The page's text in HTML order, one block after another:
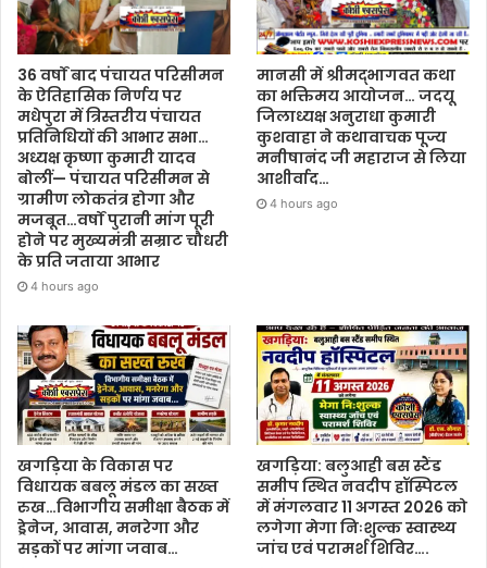
36 वर्षों बाद पंचायत परिसीमन
के ऐतिहासिक निर्णय पर
मधेपुरा में त्रिस्तरीय पंचायत
प्रतिनिधियों की आभार सभा…
अध्यक्ष कृष्णा कुमारी यादव
बोलीं— पंचायत परिसीमन से
ग्रामीण लोकतंत्र होगा और
मजबूत…वर्षों पुरानी मांग पूरी
होने पर मुख्यमंत्री सम्राट चौधरी
के प्रति जताया आभार
4 hours ago
मानसी में श्रीमद्भागवत कथा
का भक्तिमय आयोजन… जदयू
जिलाध्यक्ष अनुराधा कुमारी
कुशवाहा ने कथावाचक पूज्य
मनीषानंद जी महाराज से लिया
आशीर्वाद…
4 hours ago
खगड़िया के विकास पर
विधायक बबलू मंडल का सख्त
रुख…विभागीय समीक्षा बैठक में
ड्रेनेज, आवास, मनरेगा और
सड़कों पर मांगा जवाब…
खगड़िया: बलुआही बस स्टैंड
समीप स्थित नवदीप हॉस्पिटल
में मंगलवार 11 अगस्त 2026 को
लगेगा मेगा निःशुल्क स्वास्थ्य
जांच एवं परामर्श शिविर….